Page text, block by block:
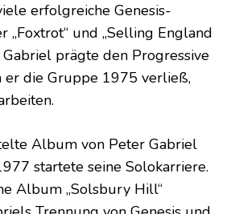
erfolgreiche Genesis-
„Foxtrot“ und „Selling England
Gabriel prägte den Progressive
er die Gruppe 1975 verließ,
Album von Peter Gabriel
startete seine Solokarriere.
Album „Solsbury Hill“